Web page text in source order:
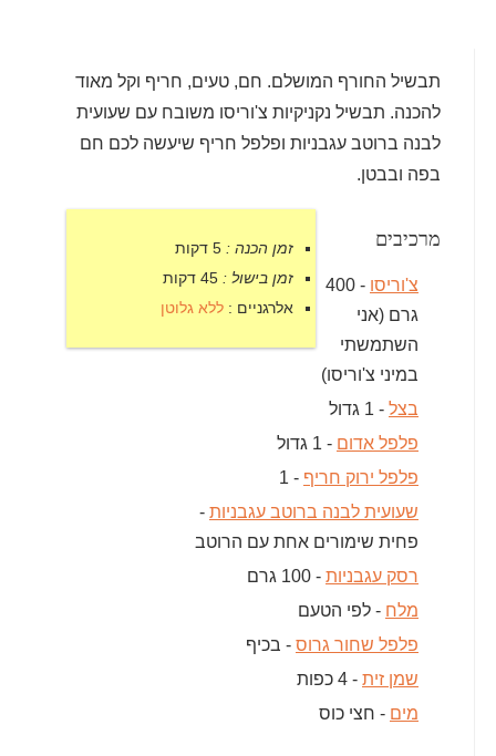
תבשיל החורף המושלם. חם, טעים, חריף וקל מאוד
להכנה. תבשיל נקניקיות צ'וריסו משובח עם שעועית
לבנה ברוטב עגבניות ופלפל חריף שיעשה לכם חם
בפה ובבטן.
זמן הכנה : 5 דקות
זמן בישול : 45 דקות
אלרגניים : ללא גלוטן
מרכיבים
צ'וריסו
- 400
גרם (אני
השתמשתי
במיני צ'וריסו)
בצל - 1 גדול
פלפל אדום - 1 גדול
פלפל ירוק חריף - 1
שעועית לבנה ברוטב עגבניות -
פחית שימורים אחת עם הרוטב
רסק עגבניות - 100 גרם
מלח - לפי הטעם
פלפל שחור גרוס - בכיף
שמן זית - 4 כפות
מים - חצי כוס